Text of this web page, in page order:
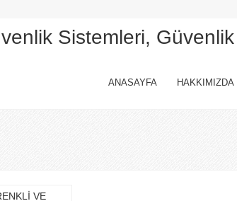
Sistemleri, Güvenlik
ANASAYFA HAKKIMIZDA